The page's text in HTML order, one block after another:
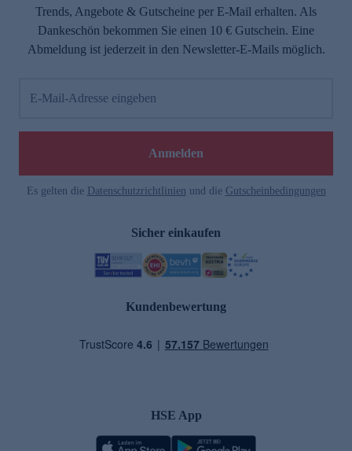
Trends, Angebote & Gutscheine per E-Mail erhalten. Als
Dankeschön bekommen Sie einen 10 € Gutschein. Eine
Abmeldung ist jederzeit in den Newsletter-E-Mails möglich.
E-Mail-Adresse eingeben
Anmelden
Es gelten die Datenschutzrichtlinien und die Gutscheinbedingungen
Sicher einkaufen
Kundenbewertung
HSE App